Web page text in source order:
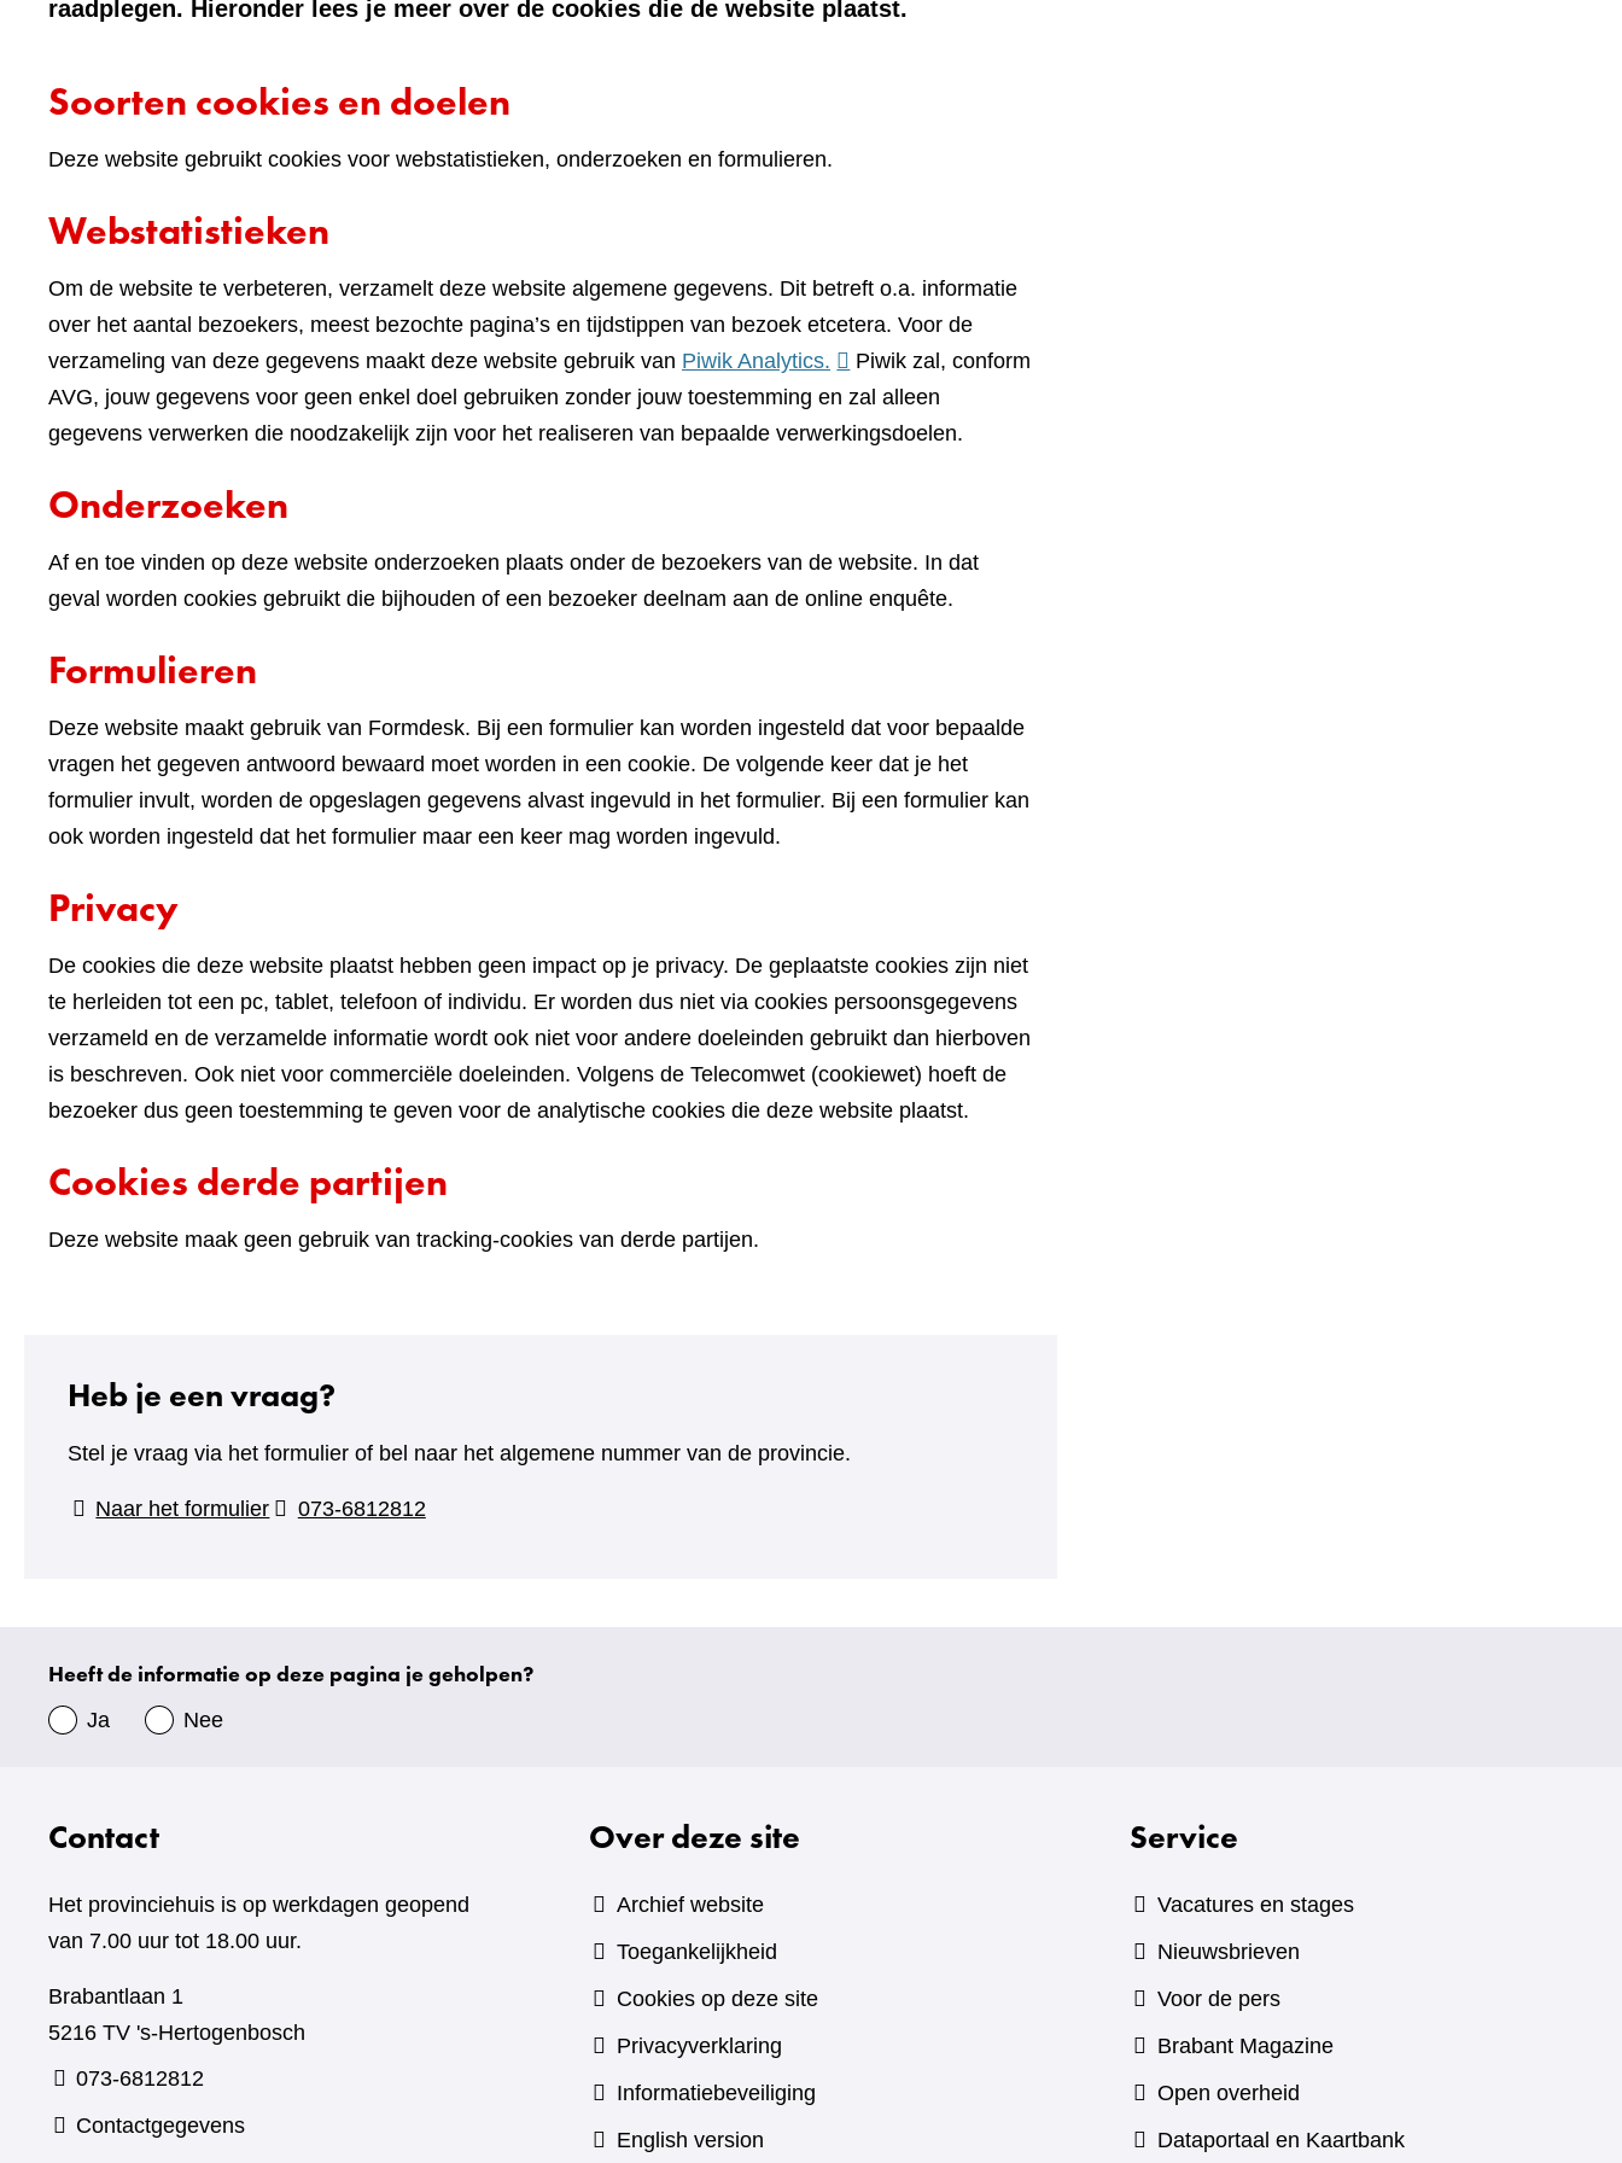
raadplegen. Hieronder lees je meer over de cookies die de website plaatst.
Soorten cookies en doelen
Deze website gebruikt cookies voor webstatistieken, onderzoeken en formulieren.
Webstatistieken
Om de website te verbeteren, verzamelt deze website algemene gegevens. Dit betreft o.a. informatie
over het aantal bezoekers, meest bezochte pagina’s en tijdstippen van bezoek etcetera. Voor de
verzameling van deze gegevens maakt deze website gebruik van Piwik Analytics. (verwijst
naar
een
Piwik zal, conform
AVG, jouw gegevens voor geen enkel doel gebruiken zonder jouw toestemming en zal alleen
gegevens verwerken die noodzakelijk zijn voor het realiseren van bepaalde verwerkingsdoelen.
Onderzoeken
Af en toe vinden op deze website onderzoeken plaats onder de bezoekers van de website. In dat
geval worden cookies gebruikt die bijhouden of een bezoeker deelnam aan de online enquête.
Formulieren
Deze website maakt gebruik van Formdesk. Bij een formulier kan worden ingesteld dat voor bepaalde
vragen het gegeven antwoord bewaard moet worden in een cookie. De volgende keer dat je het
formulier invult, worden de opgeslagen gegevens alvast ingevuld in het formulier. Bij een formulier kan
ook worden ingesteld dat het formulier maar een keer mag worden ingevuld.
Privacy
De cookies die deze website plaatst hebben geen impact op je privacy. De geplaatste cookies zijn niet
te herleiden tot een pc, tablet, telefoon of individu. Er worden dus niet via cookies persoonsgegevens
verzameld en de verzamelde informatie wordt ook niet voor andere doeleinden gebruikt dan hierboven
is beschreven. Ook niet voor commerciële doeleinden. Volgens de Telecomwet (cookiewet) hoeft de
bezoeker dus geen toestemming te geven voor de analytische cookies die deze website plaatst.
Cookies derde partijen
Deze website maak geen gebruik van tracking-cookies van derde partijen.
Heb je een vraag?
Stel je vraag via het formulier of bel naar het algemene nummer van de provincie.
Naar het formulier(verwijst
073-6812812
Uw
gegevens
Heeft de informatie op deze pagina je geholpen?
Ja Nee
Contact
Het provinciehuis is op werkdagen geopend
van 7.00 uur tot 18.00 uur.
Brabantlaan 1
5216 TV 's-Hertogenbosch
073-6812812
Contactgegevens
Over deze site
Archief website
Toegankelijkheid
Cookies op deze site
Privacyverklaring
Informatiebeveiliging
English version
Service
Vacatures en stages
Nieuwsbrieven
Voor de pers
Brabant Magazine(verwijst
andere
Open overheid
Dataportaal en Kaartbank(verwijst